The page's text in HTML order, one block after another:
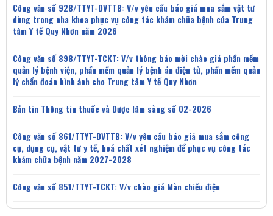
Công văn số 928/TTYT-DVTTB: V/v yêu cầu báo giá mua sắm vật tư
dùng trong nha khoa phục vụ công tác khám chữa bệnh của Trung
tâm Y tế Quy Nhơn năm 2026
Công văn số 898/TTYT-TCKT: V/v thông báo mời chào giá phần mềm
quản lý bệnh viện, phần mềm quản lý bệnh án điện tử, phần mềm quản
lý chẩn đoán hình ảnh cho Trung tâm Y tế Quy Nhơn
Bản tin Thông tin thuốc và Dược lâm sàng số 02-2026
Công văn số 861/TTYT-DVTTB: V/v yêu cầu báo giá mua sắm công
cụ, dụng cụ, vật tư y tế, hoá chất xét nghiệm để phục vụ công tác
khám chữa bệnh năm 2027-2028
Công văn số 851/TTYT-TCKT: V/v chào giá Màn chiếu điện